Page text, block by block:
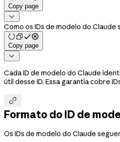
Copy page

Como os IDs de modelo do
Copy page

Cada ID de modelo do Claude
útil desse ID. Essa garantia cobre

Formato do ID de
Os IDs de modelo do Claude